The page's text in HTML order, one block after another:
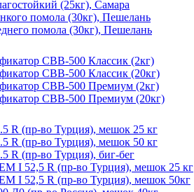
(25кг), Самара
помола (30кг), Пешелань
помола (30кг), Пешелань
СВВ-500 Классик (2кг)
СВВ-500 Классик (20кг)
СВВ-500 Премиум (2кг)
СВВ-500 Премиум (20кг)
R (пр-во Турция), мешок 25 кг
R (пр-во Турция), мешок 50 кг
R (пр-во Турция), биг-бег
I 52,5 R (пр-во Турция), мешок 25 кг
I 52,5 R (пр-во Турция), мешок 50кг